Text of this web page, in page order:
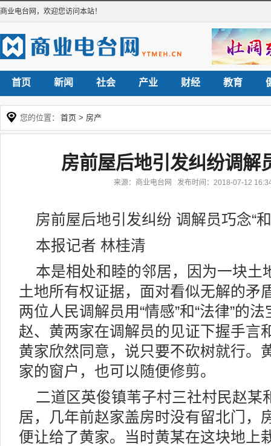
商业电台网 ，欢迎您访问本站！
首页 新闻 社会 产业 财经 教育
您的位置： 首页 > 房产
房前屋后地引发纠纷调解
来源：商业电台网 发布时间：2018-07-12
房前屋后地引发纠纷 调解员巧念“
本报记者 林桂清
本是相处和睦的邻居，因为一块土
土地所有权证据，面对看似无解的矛
两位人民调解员用“情感”和“法律”的
赵、黄两家在调解员的见证下握手言
黄家欣然同意，说只要不砍树就行。
家的窗户，也可以随便修剪。
二道区英俊镇苇子村三社村民赵某
居，几年前赵家盖房时没有留北门，
便让给了黄家。当时黄某在这块地上